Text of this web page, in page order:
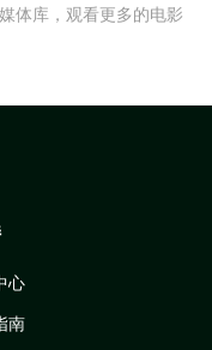
体库，观看更多的电影
心
南